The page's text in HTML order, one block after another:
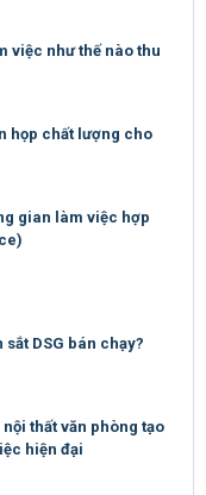
việc như thế nào thu
họp chất lượng cho
gian làm việc hợp
DSG bán chạy?
thất văn phòng tạo
hiện đại